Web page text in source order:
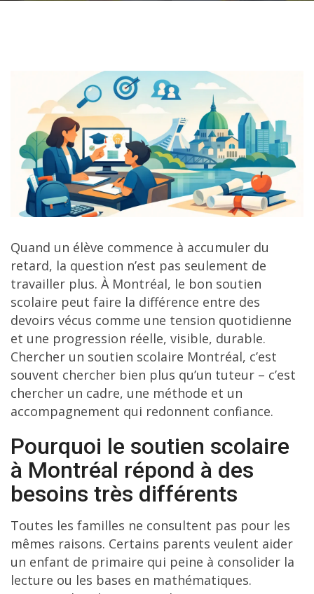
Quand un élève commence à accumuler du
retard, la question n’est pas seulement de
travailler plus. À Montréal, le bon soutien
scolaire peut faire la différence entre des
devoirs vécus comme une tension quotidienne
et une progression réelle, visible, durable.
Chercher un soutien scolaire Montréal, c’est
souvent chercher bien plus qu’un tuteur – c’est
chercher un cadre, une méthode et un
accompagnement qui redonnent confiance.
Pourquoi le soutien scolaire
à Montréal répond à des
besoins très différents
Toutes les familles ne consultent pas pour les
mêmes raisons. Certains parents veulent aider
un enfant de primaire qui peine à consolider la
lecture ou les bases en mathématiques.